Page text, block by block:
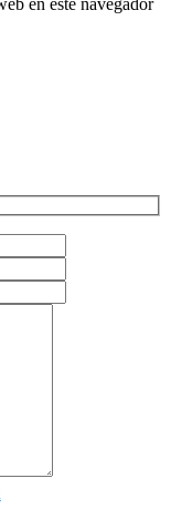
en este navegador